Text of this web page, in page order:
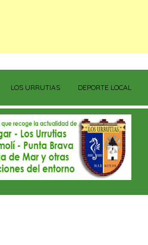
LOS URRUTIAS DEPORTE LOCAL